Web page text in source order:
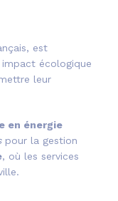
est
écologique
leur
en énergie
pour la gestion
, où les services